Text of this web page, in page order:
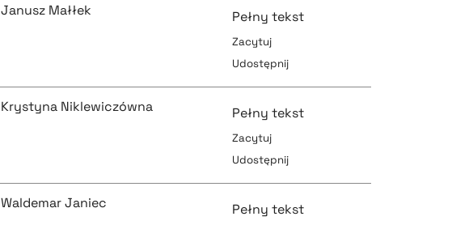
pobierz cytat
Janusz Małłek Pełny tekst
Zacytuj
Udostępnij
pobierz cytat
Krystyna Niklewiczówna Pełny tekst
Zacytuj
Udostępnij
Waldemar Janiec Pełny tekst